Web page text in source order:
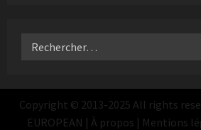
Copyright © 2013-2025 All rights
EUROPEAN | À propos | Mentions